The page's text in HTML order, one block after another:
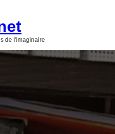
de l'imaginaire